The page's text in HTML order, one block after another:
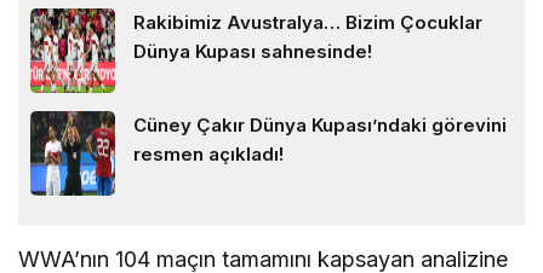
Rakibimiz Avustralya… Bizim Çocuklar
Dünya Kupası sahnesinde!
Cüney Çakır Dünya Kupası’ndaki görevini
resmen açıkladı!
WWA’nın 104 maçın tamamını kapsayan analizine